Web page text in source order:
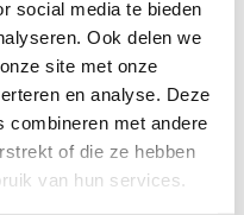
social media te bieden
Ook delen we
site met onze
en analyse. Deze
combineren met andere
of die ze hebben
van hun services.